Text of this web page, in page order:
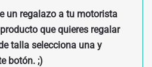
un regalazo a tu motorista
que quieres regalar
talla selecciona una y
botón. ;)